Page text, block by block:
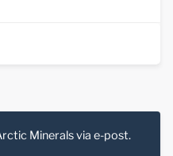
Minerals via e-post.